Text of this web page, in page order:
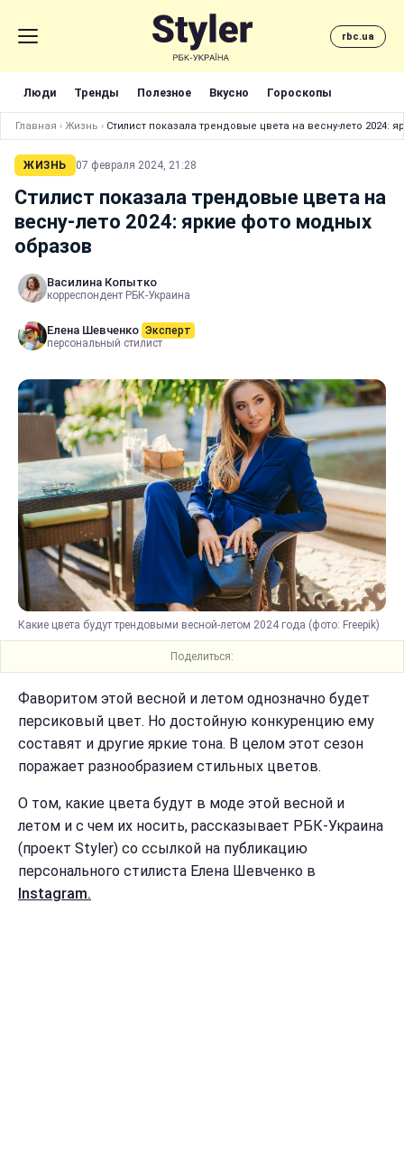
rbc.ua
Люди Тренды Полезное Вкусно Гороскопы
Главная › Жизнь › Стилист показала трендовые цвета на весну-лето 2024:
ЖИЗНЬ 07 февраля 2024, 21:28
Стилист показала трендовые цвета на
весну-лето 2024: яркие фото модных
образов
Василина Копытко
корреспондент РБК-Украина
Елена Шевченко Эксперт
персональный стилист
Какие цвета будут трендовыми весной-летом 2024 года (фото: Freepik)
Поделиться:
Фаворитом этой весной и летом однозначно будет
персиковый цвет. Но достойную конкуренцию ему
составят и другие яркие тона. В целом этот сезон
поражает разнообразием стильных цветов.
О том, какие цвета будут в моде этой весной и
летом и с чем их носить, рассказывает РБК-Украина
(проект Styler) со ссылкой на публикацию
персонального стилиста Елена Шевченко в
Instagram.